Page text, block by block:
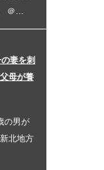
＠…
妻を刺
母が養
の男が
北地方